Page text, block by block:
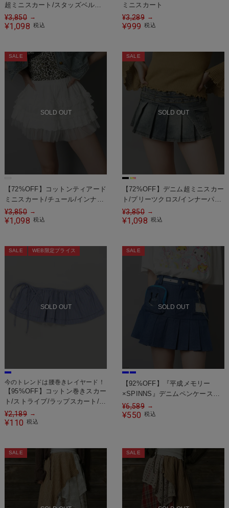
超ミニスカート/スタッズベルト/
インナーパンツ付き
¥3,850 →
¥1,098 税込
ミニスカート
¥3,289 →
¥999 税込
SOLD OUT
SALE
【72%OFF】コットンティアード
ミニスカート/チュール/インナー
パンツ付き
¥3,850 →
¥1,098 税込
SOLD OUT
SALE
【72%OFF】デニム超ミニスカー
ト/プリーツクロス/インナーパン
ツ付き
¥3,850 →
¥1,098 税込
SOLD OUT
SALE WEB限定プライス
今のトレンドは腰巻きレイヤード！
【95%OFF】コットン巻きスカー
ト/ストライプ/ラップスカート/腰
巻き#ウィッシュコア
¥2,189 →
¥110 税込
SOLD OUT
SALE
【92%OFF】『平成メモリー
×SPINNS』デニムペンケース風
ミニスカート
¥6,589 →
¥550 税込
SALE SALE